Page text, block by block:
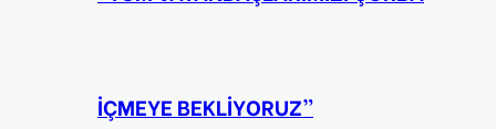
İÇMEYE BEKLİYORUZ”